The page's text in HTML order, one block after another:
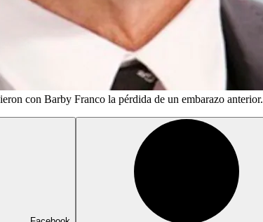
con Barby Franco la pérdida de un embarazo anterior.